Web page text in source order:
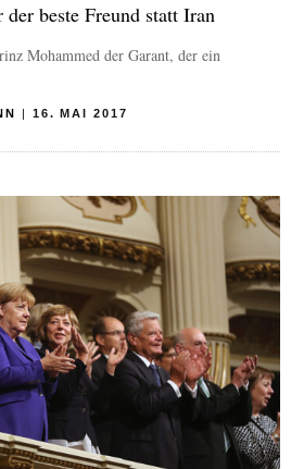
beste Freund statt Iran
Mohammed der Garant, der ein
| 16. MAI 2017